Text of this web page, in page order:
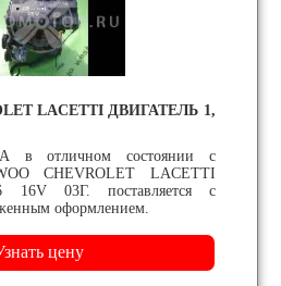
LACETTI ДВИГАТЕЛЬ 1,
в отличном состоянии с
CHEVROLET LACETTI
03Г. поставляется с
оформлением.